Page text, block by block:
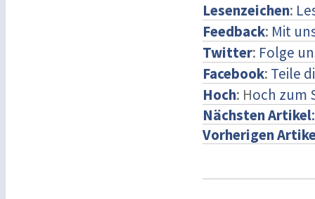
Lesenzeichen:
Feedback: Mit
Twitter: Folge
Facebook: Teile
Hoch: Hoch zum
Nächsten Artikel
Vorherigen